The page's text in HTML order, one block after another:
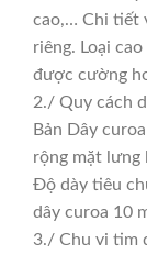
cao,… Chi tiết
riêng. Loại
được cường
2./ Quy cách
Bản Dây
rộng mặt lưng
Độ dày tiêu
dây curoa 10
3./ Chu vi tim